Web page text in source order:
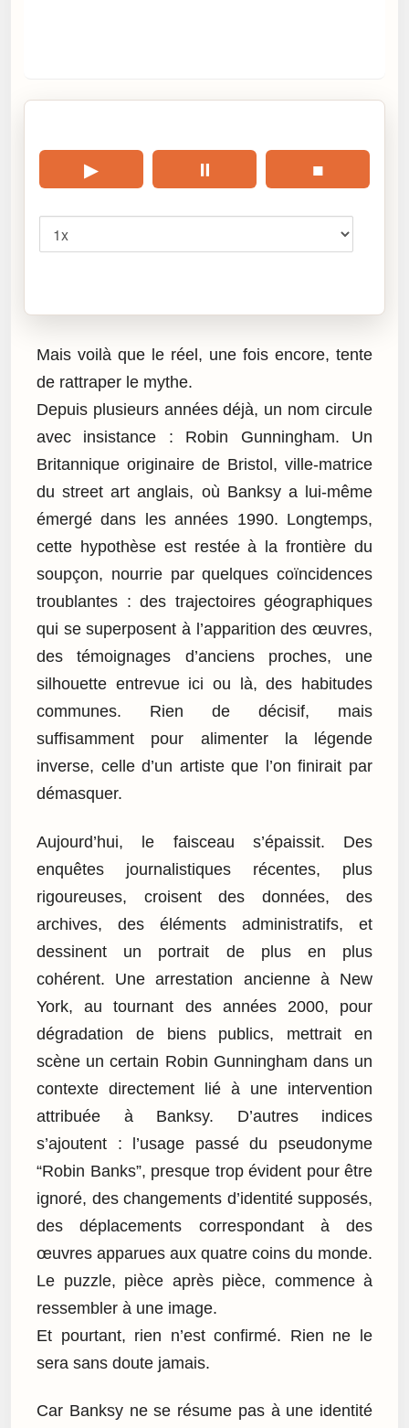
▶ ⏸ ■
Mais voilà que le réel, une fois encore, tente
de rattraper le mythe.
Depuis plusieurs années déjà, un nom circule
avec insistance : Robin Gunningham. Un
Britannique originaire de Bristol, ville-matrice
du street art anglais, où Banksy a lui-même
émergé dans les années 1990. Longtemps,
cette hypothèse est restée à la frontière du
soupçon, nourrie par quelques coïncidences
troublantes : des trajectoires géographiques
qui se superposent à l’apparition des œuvres,
des témoignages d’anciens proches, une
silhouette entrevue ici ou là, des habitudes
communes. Rien de décisif, mais
suffisamment pour alimenter la légende
inverse, celle d’un artiste que l’on finirait par
démasquer.
Aujourd’hui, le faisceau s’épaissit. Des
enquêtes journalistiques récentes, plus
rigoureuses, croisent des données, des
archives, des éléments administratifs, et
dessinent un portrait de plus en plus
cohérent. Une arrestation ancienne à New
York, au tournant des années 2000, pour
dégradation de biens publics, mettrait en
scène un certain Robin Gunningham dans un
contexte directement lié à une intervention
attribuée à Banksy. D’autres indices
s’ajoutent : l’usage passé du pseudonyme
“Robin Banks”, presque trop évident pour être
ignoré, des changements d’identité supposés,
des déplacements correspondant à des
œuvres apparues aux quatre coins du monde.
Le puzzle, pièce après pièce, commence à
ressembler à une image.
Et pourtant, rien n’est confirmé. Rien ne le
sera sans doute jamais.
Car Banksy ne se résume pas à une identité